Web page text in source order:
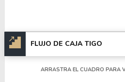
FLUJO DE CAJA TIGO
ARRASTRA EL CUADRO PARA